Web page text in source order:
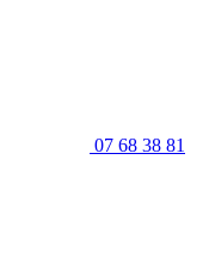
07 68 38 81